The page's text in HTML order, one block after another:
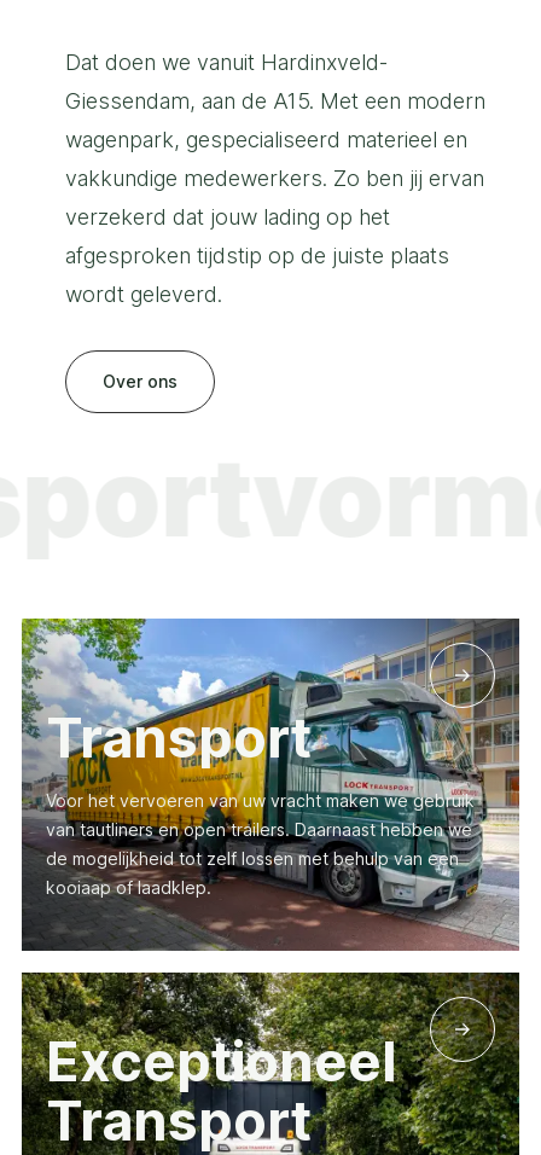
Dat doen we vanuit Hardinxveld-
Giessendam, aan de A15. Met een modern
wagenpark, gespecialiseerd materieel en
vakkundige medewerkers. Zo ben jij ervan
verzekerd dat jouw lading op het
afgesproken tijdstip op de juiste plaats
wordt geleverd.
Over ons
Transport
Voor het vervoeren van uw vracht maken we gebruik
van tautliners en open trailers. Daarnaast hebben we
de mogelijkheid tot zelf lossen met behulp van een
kooiaap of laadklep.
Exceptioneel
Transport